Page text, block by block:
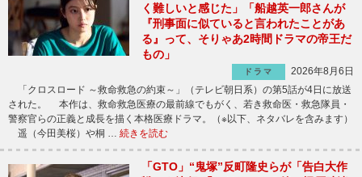
く難しいと感じた」「船越英一郎さんが
『刑事面に似ていると言われたことがあ
る』って、そりゃあ2時間ドラマの帝王だ
もの」
ドラマ
2026年8月6日
「クロスロード ～救命救急の約束～」（テレビ朝日系）の第5話が4日に放送
された。 本作は、救命救急医療の最前線でもがく、若き救命医・救急隊員・
警察官らの正義と成長を描く本格医療ドラマ。（※以下、ネタバレを含みます）
遥（今田美桜）や桐 … 続きを読む
「GTO」“鬼塚”反町隆史らが「告白大作